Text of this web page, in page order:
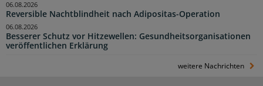
Reversible Nachtblindheit nach Adipositas-Operation
06.08.2026
Besserer Schutz vor Hitzewellen: Gesundheitsorganisationen
veröffentlichen Erklärung
06.08.2026
weitere Nachrichten